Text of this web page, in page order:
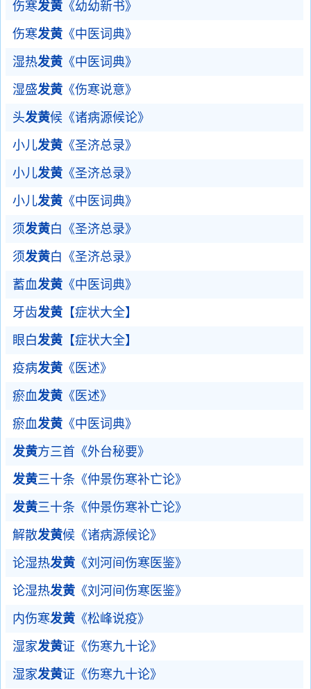
伤寒发黄 《幼幼新书》
伤寒发黄 《中医词典》
湿热发黄 《中医词典》
湿盛发黄 《伤寒说意》
头发黄候《诸病源候论》
小儿发黄 《圣济总录》
小儿发黄 《圣济总录》
小儿发黄 《中医词典》
须发黄白《圣济总录》
须发黄白《圣济总录》
蓄血发黄 《中医词典》
牙齿发黄 【症状大全】
眼白发黄 【症状大全】
疫病发黄 《医述》
瘀血发黄 《医述》
瘀血发黄 《中医词典》
发黄方三首《外台秘要》
发黄三十条《仲景伤寒补亡论》
发黄三十条《仲景伤寒补亡论》
解散发黄候《诸病源候论》
论湿热发黄 《刘河间伤寒医鉴》
论湿热发黄 《刘河间伤寒医鉴》
内伤寒发黄 《松峰说疫》
湿家发黄证《伤寒九十论》
湿家发黄证《伤寒九十论》